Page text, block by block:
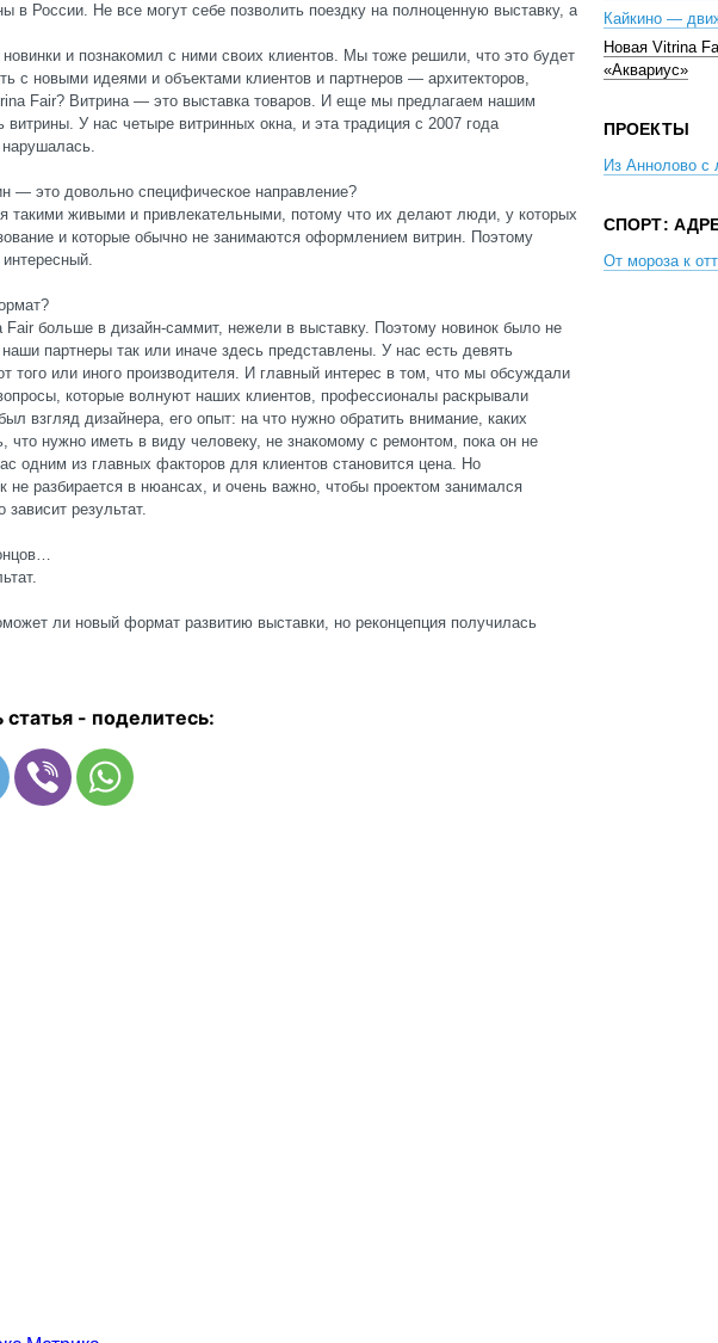
в России. Не все могут себе позволить поездку на полноценную выставку, а
и познакомил с ними своих клиентов. Мы тоже решили, что это будет
с новыми идеями и объектами клиентов и партнеров — архитекторов,
Fair? Витрина — это выставка товаров. И еще мы предлагаем нашим
витрины. У нас четыре витринных окна, и эта традиция с 2007 года
нарушалась.
— это довольно специфическое направление?
такими живыми и привлекательными, потому что их делают люди, у которых
и которые обычно не занимаются оформлением витрин. Поэтому
интересный.
больше в дизайн-саммит, нежели в выставку. Поэтому новинок было не
партнеры так или иначе здесь представлены. У нас есть девять
того или иного производителя. И главный интерес в том, что мы обсуждали
которые волнуют наших клиентов, профессионалы раскрывали
взгляд дизайнера, его опыт: на что нужно обратить внимание, каких
что нужно иметь в виду человеку, не знакомому с ремонтом, пока он не
одним из главных факторов для клиентов становится цена. Но
не разбирается в нюансах, и очень важно, чтобы проектом занимался
результат.
ли новый формат развитию выставки, но реконцепция получилась
статья - поделитесь:
Кайкино —
Новая Vitrina
«Аквариус»
ПРОЕКТЫ
Из Аннолово с
СПОРТ:
От мороза к